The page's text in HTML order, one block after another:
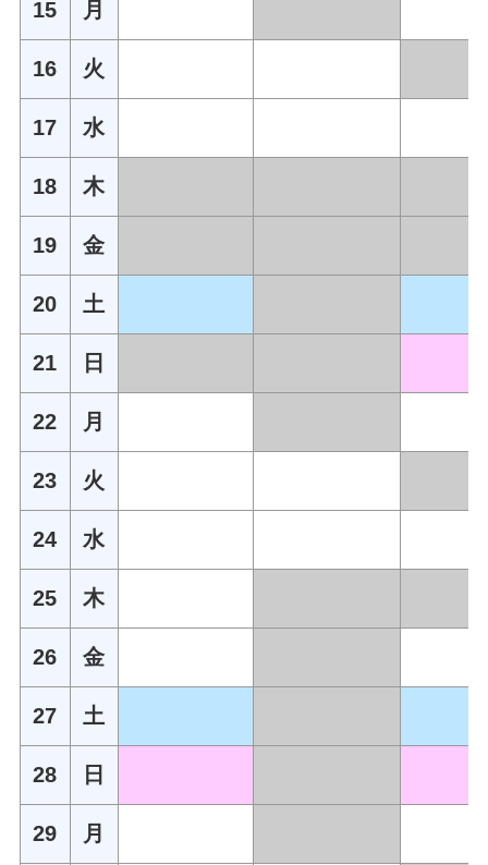
15 月
16 火
17 水
18 木
19 金
20 土
21 日
22 月
23 火
24 水
25 木
26 金
27 土
28 日
29 月